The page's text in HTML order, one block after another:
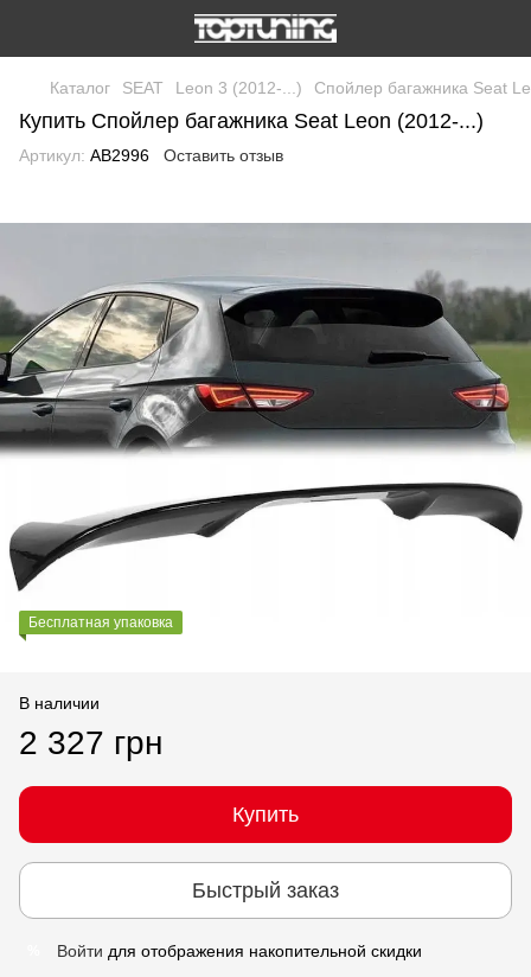
Каталог SEAT Leon 3 (2012-...) Cпойлер багажника Seat
Купить Cпойлер багажника Seat Leon (2012-...)
Артикул: AB2996 Оставить отзыв
Бесплатная упаковка
В наличии
2 327 грн
Купить
Быстрый заказ
Войти для отображения накопительной скидки